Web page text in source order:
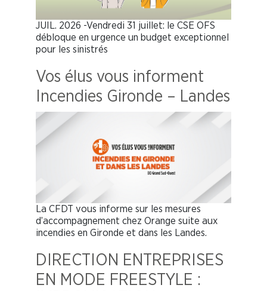
JUIL. 2026 -Vendredi 31 juillet: le CSE OFS
débloque en urgence un budget exceptionnel
pour les sinistrés
Vos élus vous informent
Incendies Gironde – Landes
La CFDT vous informe sur les mesures
d’accompagnement chez Orange suite aux
incendies en Gironde et dans les Landes.
DIRECTION ENTREPRISES
EN MODE FREESTYLE :